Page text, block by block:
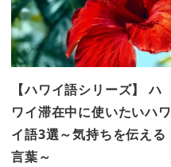
【ハワイ語シリーズ】 ハ
ワイ滞在中に使いたいハワ
イ語3選～気持ちを伝える
言葉～